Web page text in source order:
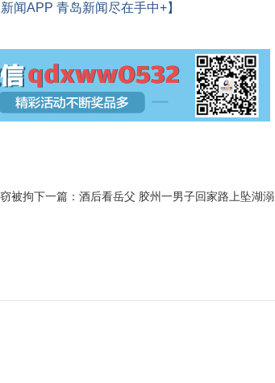
闻APP 青岛新闻尽在手中+】
被拘下一篇： 酒后看岳父 胶州一男子回家路上坠湖溺